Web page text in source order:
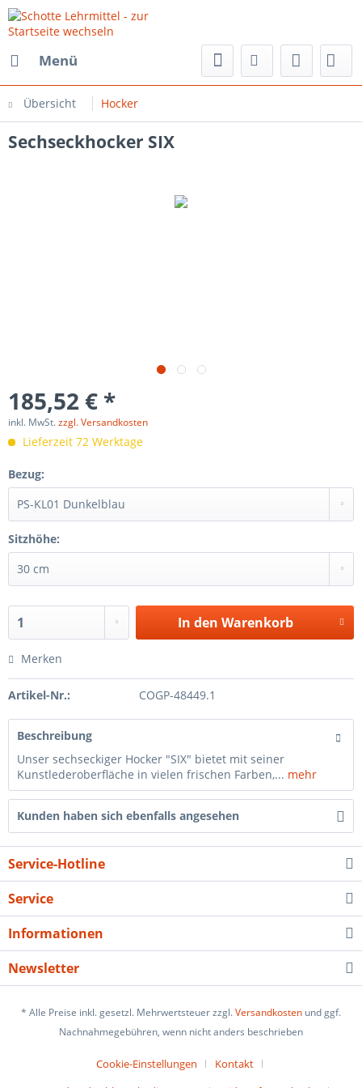
Menü
Übersicht Hocker
Sechseckhocker SIX
185,52 € *
inkl. MwSt.zzgl. Versandkosten
Lieferzeit 72 Werktage
Bezug:
Sitzhöhe:
In den Warenkorb
Merken
Artikel-Nr.: COGP-48449.1
Beschreibung
Unser sechseckiger Hocker "SIX" bietet mit seiner
Kunstlederoberfläche in vielen frischen Farben,... mehr
Kunden haben sich ebenfalls angesehen
Service-Hotline
Service
Informationen
Newsletter
* Alle Preise inkl. gesetzl. Mehrwertsteuer zzgl.Versandkosten und ggf.
Nachnahmegebühren, wenn nicht anders beschrieben
Cookie-Einstellungen
Kontakt